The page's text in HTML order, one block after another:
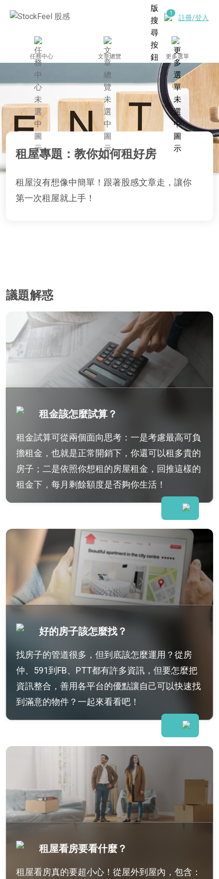
註冊/登入
任務中心 文章總覽 更多選單
租屋專題：教你如何租好房
租屋沒有想像中簡單！跟著股感文章走，讓你
第一次租屋就上手！
議題解惑
租金該怎麼試算？
租金試算可從兩個面向思考：一是考慮最高可負
擔租金，也就是正常開銷下，你還可以租多貴的
房子；二是依照你想租的房屋租金，回推這樣的
租金下，每月剩餘額度是否夠你生活！
好的房子該怎麼找？
找房子的管道很多，但到底該怎麼運用？從房
仲、591到FB、PTT都有許多資訊，但要怎麼把
資訊整合，善用各平台的優點讓自己可以快速找
到滿意的物件？一起來看看吧！
租屋看房要看什麼？
租屋看房真的要超小心！從屋外到屋內，包含：